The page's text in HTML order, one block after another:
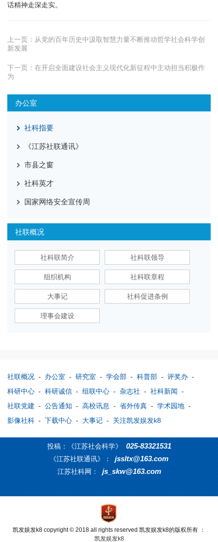
话精神走深走实。
上一页： 从党的百年历史中汲取智慧力量不断推动哲学社会科学创
新发展
下一页： 在开启全面建设社会主义现代化新征程中主动担当积极作
为
办公室
社科指要
《江苏社联通讯》
市县之窗
社科英才
国家网络安全宣传周
社联概况
社科联简介 社科联领导
组织机构 社科联章程
大事记 社科促进条例
理事会建设
社联概况 - 办公室 - 研究室 - 学会部 - 科普部 - 评奖办 -
科研中心 - 科研诚信 - 组联中心 - 杂志社 - 社科新闻 -
社联党建 - 公告通知 - 高校讯息 - 省外传真 - 学术园地 -
影像社科 - 下载中心 - 大事记 - 关注凯发娱发k8
投稿：《江苏社会科学》 025-83321531
《江苏社联通讯》： jssltx@163.com
江苏社科网： js_skw@163.com
凯发娱发k8 copyright © 2018 all rights reserved 凯发娱发k8的版权所有 ：
凯发娱发k8